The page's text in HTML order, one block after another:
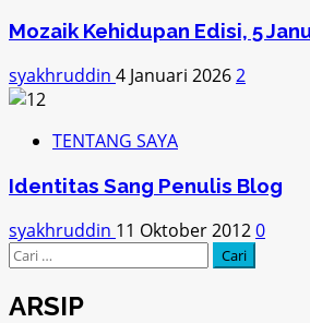
Mozaik Kehidupan Edisi, 5
syakhruddin 4 Januari 20262
TENTANG SAYA
Identitas Sang Penulis Blog
syakhruddin 11 Oktober 20120
Cari
untuk:
ARSIP